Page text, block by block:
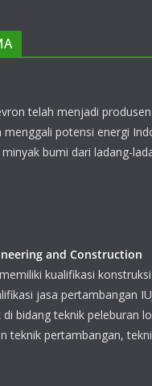
90 tahun, Chevron telah
di Indonesia. Kami terus
melalui inovasi,
and Construction
kualifikasi konstruksi
jasa pertambangan
bidang teknik peleburan
teknik pertambangan,